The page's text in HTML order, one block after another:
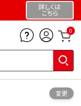
詳しくは
こちら
0
変更